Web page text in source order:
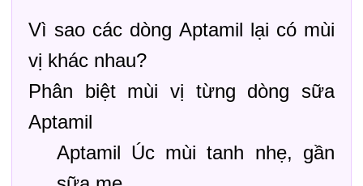
Vì sao các dòng Aptamil lại có mùi
vị khác nhau?
Phân biệt mùi vị từng dòng sữa
Aptamil
Aptamil Úc mùi tanh nhẹ, gần